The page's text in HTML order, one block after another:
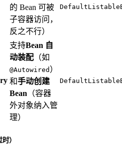
的 Bean 可被
子容器访问，
反之不行）
支持Bean 自
动装配 （如
@Autowired ）
和手动创建
Bean （容器
外对象纳入管
理）
）